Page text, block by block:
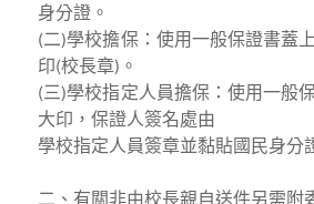
身分證。
(二)學校擔保：使用一般保證書蓋
印(校長章)。
(三)學校指定人員擔保：使用一般
大印，保證人簽名處由
學校指定人員簽章並黏貼國民身分
二、有關非由校長親自送件另需附